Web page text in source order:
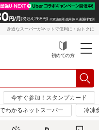
身近なスーパーがネットで便利に・おトクに
初めての方
今すぐ参加！スタンプカード
わかるネットスーパー 冷凍